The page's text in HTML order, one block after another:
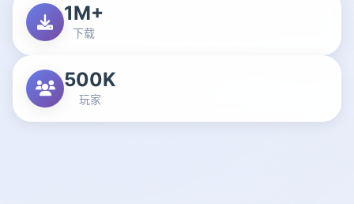
1M+
下载
500K
玩家